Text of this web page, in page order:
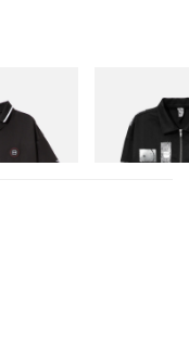
X Initial
Billionaire
D Cotton Jacket
立即購入